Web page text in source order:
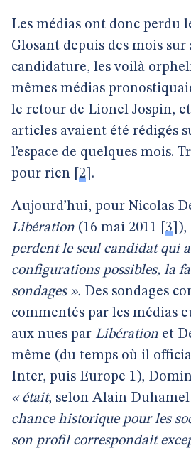
Les médias ont donc perdu
Glosant depuis des mois
candidature, les voilà
mêmes médias
le retour de Lionel Jospin,
articles avaient été rédigés
l’espace de quelques mois.
pour rien 2 .
Aujourd’hui, pour Nicolas
Libération (16 mai 2011 3 ),
perdent le seul candidat qui
configurations possibles, la
sondages ». Des sondages
commentés par les médias
aux nues par Libération et
même (du temps où il
Inter, puis Europe 1),
« était, selon Alain Duhamel
chance historique pour les
son profil correspondait